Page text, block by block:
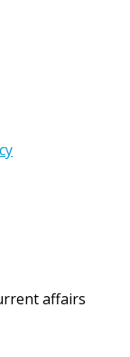
affairs